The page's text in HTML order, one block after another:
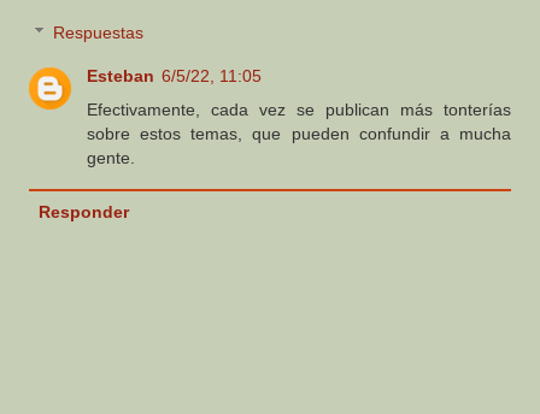
Respuestas
Esteban 6/5/22, 11:05
Efectivamente, cada vez se publican más tonterías
sobre estos temas, que pueden confundir a mucha
gente.
Responder